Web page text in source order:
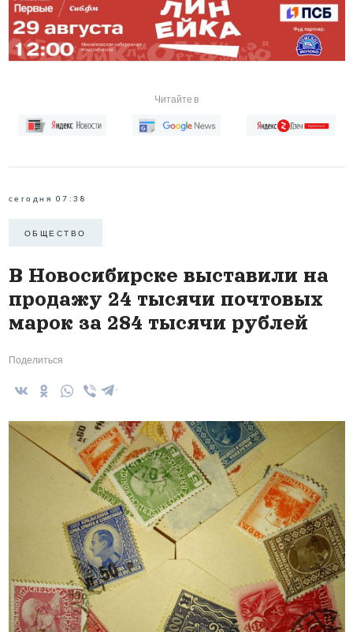
Читайте в
сегодня 07:38
ОБЩЕСТВО
В Новосибирске выставили на
продажу 24 тысячи почтовых
марок за 284 тысячи рублей
Поделиться